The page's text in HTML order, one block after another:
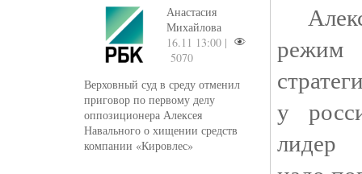
Анастасия
Михайлова
16.11 13:00 |
5070
Верховный суд в среду отменил
приговор по первому делу
оппозиционера Алексея
Навального о хищении средств
компании «Кировлес»
у
лидер